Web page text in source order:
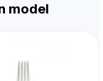
model